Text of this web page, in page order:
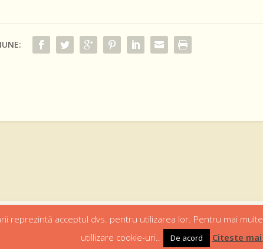
reprezintă acceptul dvs. pentru utilizarea lor. Pentru mai
utillizare cookie-uri..
De acord Citeste